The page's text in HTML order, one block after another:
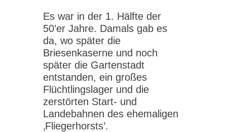
Es war in der 1. Hälfte der
50’er Jahre. Damals gab es
da, wo später die
Briesenkaserne und noch
später die Gartenstadt
entstanden, ein großes
Flüchtlingslager und die
zerstörten Start- und
Landebahnen des ehemaligen
‚Fliegerhorsts’.